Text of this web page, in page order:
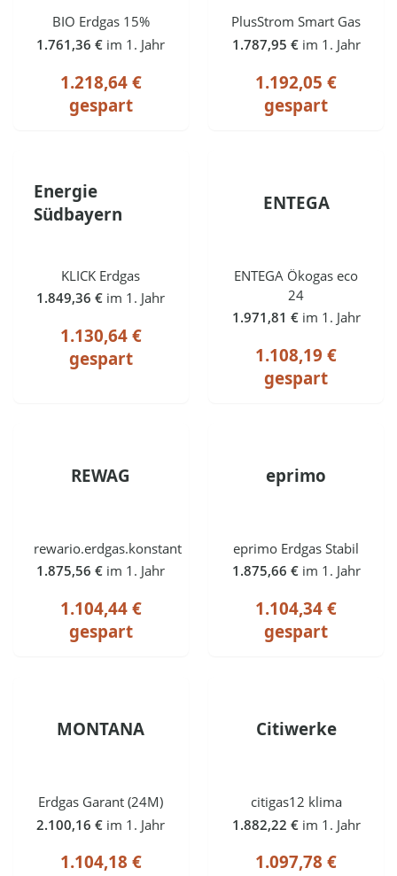
BIO Erdgas 15%
1.761,36 € im 1. Jahr
1.218,64 €
gespart
PlusStrom Smart Gas
1.787,95 € im 1. Jahr
1.192,05 €
gespart
Energie
Südbayern
KLICK Erdgas
1.849,36 € im 1. Jahr
1.130,64 €
gespart
ENTEGA
ENTEGA Ökogas eco
24
1.971,81 € im 1. Jahr
1.108,19 €
gespart
REWAG
rewario.erdgas.konstant
1.875,56 € im 1. Jahr
1.104,44 €
gespart
eprimo
eprimo Erdgas Stabil
1.875,66 € im 1. Jahr
1.104,34 €
gespart
MONTANA
Erdgas Garant (24M)
2.100,16 € im 1. Jahr
1.104,18 €
Citiwerke
citigas12 klima
1.882,22 € im 1. Jahr
1.097,78 €